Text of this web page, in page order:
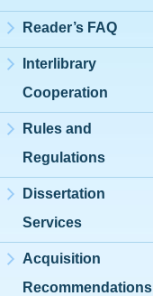
Reader’s FAQ
Interlibrary
Cooperation
Rules and
Regulations
Dissertation
Services
Acquisition
Recommendations